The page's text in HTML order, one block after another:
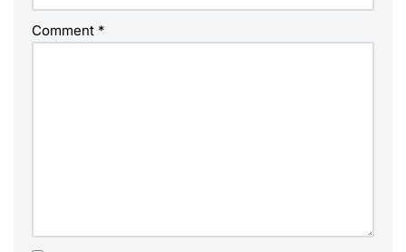
Comment *